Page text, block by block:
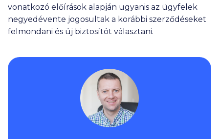
vonatkozó előírások alapján ugyanis az ügyfelek
negyedévente jogosultak a korábbi szerződéseket
felmondani és új biztosítót választani.